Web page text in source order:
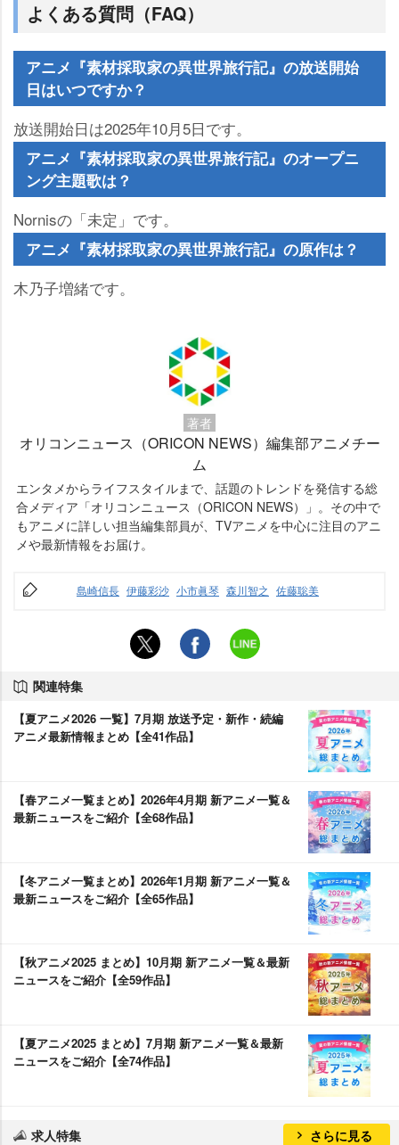
よくある質問（FAQ）
アニメ『素材採取家の異世界旅行記』の放送開始
日はいつですか？
放送開始日は2025年10月5日です。
アニメ『素材採取家の異世界旅行記』のオープニ
ング主題歌は？
Nornisの「未定」です。
アニメ『素材採取家の異世界旅行記』の原作は？
木乃子増緒です。
著者
オリコンニュース（ORICON NEWS）編集部アニメチー
ム
エンタメからライフスタイルまで、話題のトレンドを発信する総
合メディア「オリコンニュース（ORICON NEWS）」。その中で
もアニメに詳しい担当編集部員が、TVアニメを中心に注目のアニ
メや最新情報をお届け。
島崎信長 伊藤彩沙 小市眞琴 森川智之 佐藤聡美
関連特集
【夏アニメ2026 一覧】7月期 放送予定・新作・続編
アニメ最新情報まとめ【全41作品】
【春アニメ一覧まとめ】2026年4月期 新アニメ一覧＆
最新ニュースをご紹介【全68作品】
【冬アニメ一覧まとめ】2026年1月期 新アニメ一覧＆
最新ニュースをご紹介【全65作品】
【秋アニメ2025 まとめ】10月期 新アニメ一覧＆最新
ニュースをご紹介【全59作品】
【夏アニメ2025 まとめ】7月期 新アニメ一覧＆最新
ニュースをご紹介【全74作品】
求人特集 さらに見る